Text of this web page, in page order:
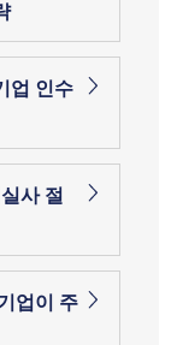
업 인수
사 절
업이 주